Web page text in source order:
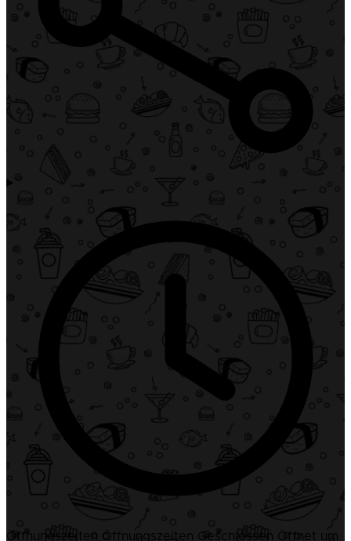
Öffnungszeiten Öffnungszeiten Geschlossen Öffnet um